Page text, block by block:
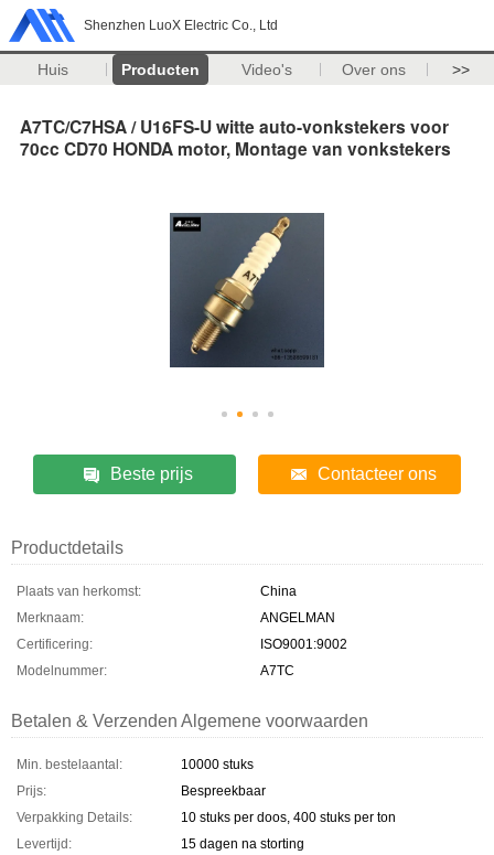
Shenzhen LuoX Electric Co., Ltd
Huis Producten Video's Over ons >>
A7TC/C7HSA / U16FS-U witte auto-vonkstekers voor
70cc CD70 HONDA motor, Montage van vonkstekers
Beste prijs Contacteer ons
Productdetails
Plaats van herkomst:
China
Merknaam:
ANGELMAN
Certificering:
ISO9001:9002
Modelnummer:
A7TC
Betalen & Verzenden Algemene voorwaarden
Min. bestelaantal:
10000 stuks
Prijs:
Bespreekbaar
Verpakking Details:
10 stuks per doos, 400 stuks per ton
Levertijd:
15 dagen na storting